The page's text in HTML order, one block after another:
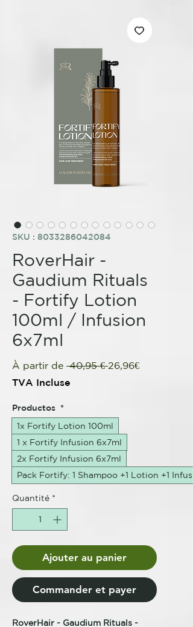
SKU : 8033286042084
RoverHair -
Gaudium Rituals
- Fortify Lotion
100ml / Infusion
6x7ml
À partir de 40,95 € Prix
26,96€Prix
TVA Incluse
Productos *
1x Fortify Lotion 100ml
1 x Fortify Infusion 6x7ml
2x Fortify Infusion 6x7ml
Pack Fortify: 1 Shampoo +1 Lotion +1
Quantité *
Ajouter au panier
Commander et payer
RoverHair - Gaudium Rituals -